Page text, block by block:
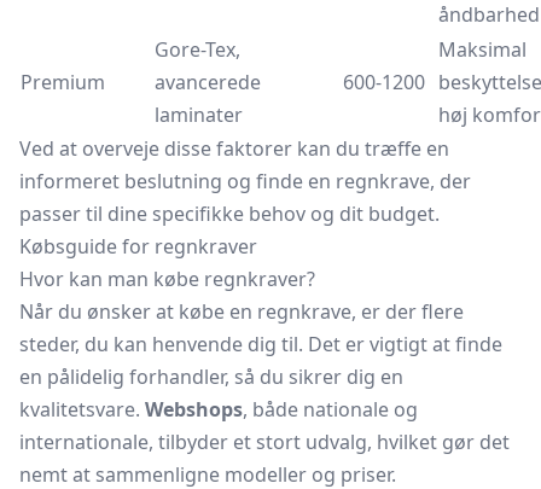
åndbarhed
Premium
Gore-Tex,
avancerede
laminater
600-1200
Maksimal
høj
Ved at overveje disse faktorer kan du træffe en
informeret beslutning og finde en regnkrave, der
passer til dine specifikke behov og dit budget.
Købsguide for regnkraver
Hvor kan man købe regnkraver?
Når du ønsker at købe en regnkrave, er der flere
steder, du kan henvende dig til. Det er vigtigt at finde
en pålidelig forhandler, så du sikrer dig en
kvalitetsvare. Webshops, både nationale og
internationale, tilbyder et stort udvalg, hvilket gør det
nemt at sammenligne modeller og priser.